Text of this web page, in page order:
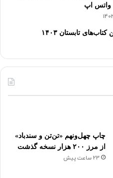
واتس اپ
تابستان ۱۴۰۳
چاپ چهل‌ونهم «تن‌تن و سندباد»
از مرز ۲۰۰ هزار نسخه گذشت
23 ساعت پیش